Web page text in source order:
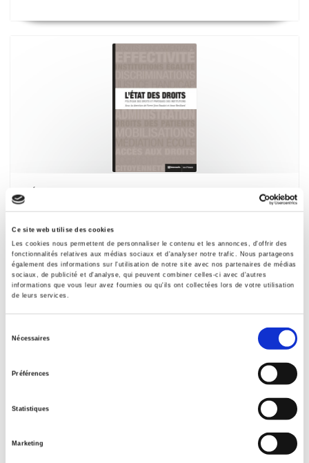
Ce site web utilise des cookies
Les cookies nous permettent de personnaliser le contenu et les annonces, d'offrir des
fonctionnalités relatives aux médias sociaux et d'analyser notre trafic. Nous partageons
également des informations sur l'utilisation de notre site avec nos partenaires de médias
sociaux, de publicité et d'analyse, qui peuvent combiner celles-ci avec d'autres
informations que vous leur avez fournies ou qu'ils ont collectées lors de votre utilisation
de leurs services.
Nécessaires
Préférences
Statistiques
Marketing
L'État des droits
Politique des droits et pratiques des institutions
Pierre-Yves Baudot, Anne Revillard
Les Contrats de travail flexibles